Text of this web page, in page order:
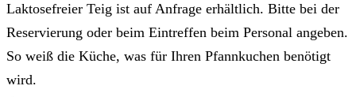
Laktosefreier Teig ist auf Anfrage erhältlich. Bitte bei der
Reservierung oder beim Eintreffen beim Personal angeben.
So weiß die Küche, was für Ihren Pfannkuchen benötigt
wird.